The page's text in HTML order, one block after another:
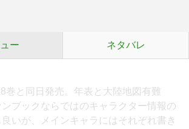
ー ネタバレ
巻と同日発売。年表と大陸地図有難
ンブックならではのキャラクター情報の
良いが、メインキャラにはそれぞれ書き